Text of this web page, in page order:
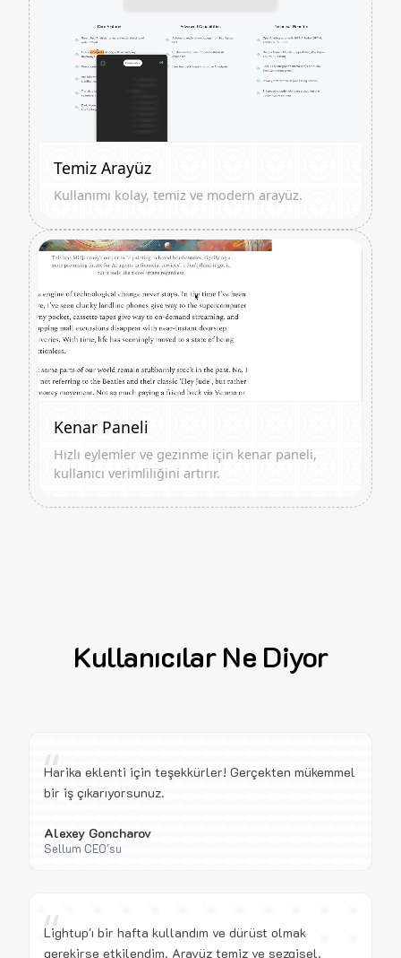
Temiz Arayüz
Kullanımı kolay, temiz ve modern arayüz.
Kenar Paneli
Hızlı eylemler ve gezinme için kenar paneli,
kullanıcı verimliliğini artırır.
Kullanıcılar Ne Diyor
“
Harika eklenti için teşekkürler! Gerçekten mükemmel
bir iş çıkarıyorsunuz.
Alexey Goncharov
Sellum CEO'su
“
Lightup'ı bir hafta kullandım ve dürüst olmak
gerekirse etkilendim. Arayüz temiz ve sezgisel.